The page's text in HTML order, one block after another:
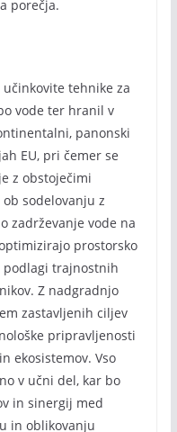
porečja.
tehnike za
vode ter hranil v
panonski
EU, pri čemer se
z obstoječimi
sodelovanju z
zadrževanje vode na
prostorsko
trajnostnih
Z nadgradnjo
zastavljenih ciljev
pripravljenosti
ekosistemov. Vso
v učni del, kar bo
in sinergij med
in oblikovanju